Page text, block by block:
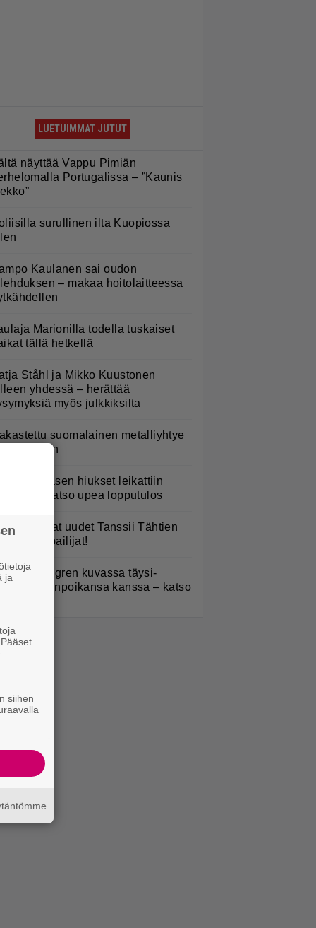
LUETUIMMAT JUTUT
näyttää Vappu Pimiän
Portugalissa – ”Kaunis
surullinen ilta Kuopiossa
Kaulanen sai oudon
– makaa hoitolaitteessa
Marionilla todella tuskaiset
tällä hetkellä
Ståhl ja Mikko Kuustonen
yhdessä – herättää
myös julkkiksilta
suomalainen metalliyhtye
paluun
Rissasen hiukset leikattiin
– katso upea lopputulos
He ovat uudet Tanssii Tähtien
-kilpailijat!
Lindgren kuvassa täysi-
pojanpoikansa kanssa – katso
ja
siihen